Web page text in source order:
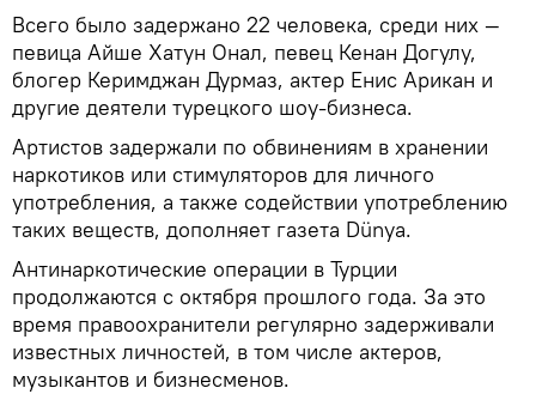
Всего было задержано 22 человека, среди них —
певица Айше Хатун Онал, певец Кенан Догулу,
блогер Керимджан Дурмаз, актер Енис Арикан и
другие деятели турецкого шоу-бизнеса.
Артистов задержали по обвинениям в хранении
наркотиков или стимуляторов для личного
употребления, а также содействии употреблению
таких веществ, дополняет газета Dünya.
Антинаркотические операции в Турции
продолжаются с октября прошлого года. За это
время правоохранители регулярно задерживали
известных личностей, в том числе актеров,
музыкантов и бизнесменов.